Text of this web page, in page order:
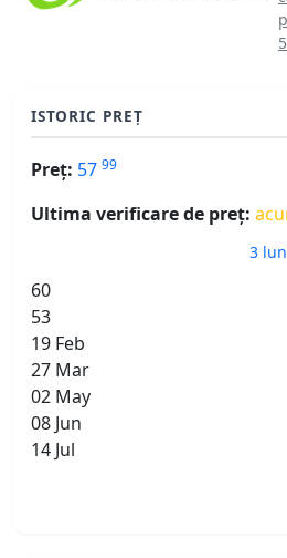
ISTORIC PREȚ
Preț: 57 99
Ultima verificare de preț:
3
60
53
19 Feb
27 Mar
02 May
08 Jun
14 Jul